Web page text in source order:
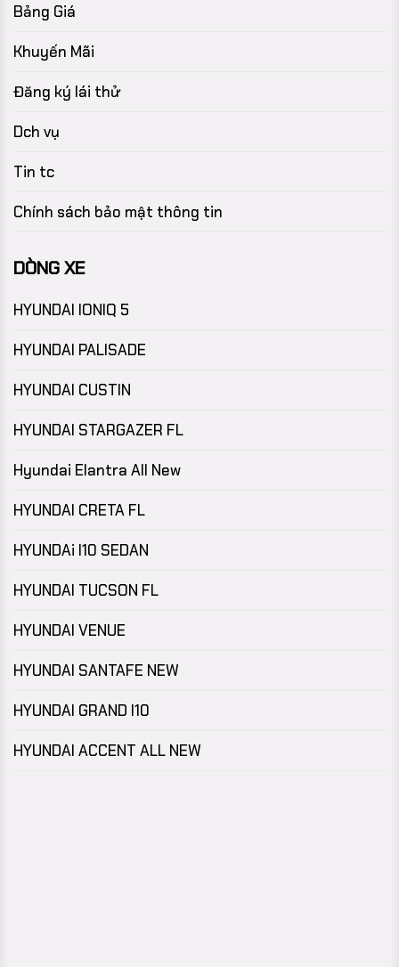
Bảng Giá
Khuyến Mãi
Đăng ký lái thử
Dch vụ
Tin tc
Chính sách bảo mật thông tin
DÒNG XE
HYUNDAI IONIQ 5
HYUNDAI PALISADE
HYUNDAI CUSTIN
HYUNDAI STARGAZER FL
Hyundai Elantra All New
HYUNDAI CRETA FL
HYUNDAi I10 SEDAN
HYUNDAI TUCSON FL
HYUNDAI VENUE
HYUNDAI SANTAFE NEW
HYUNDAI GRAND I10
HYUNDAI ACCENT ALL NEW